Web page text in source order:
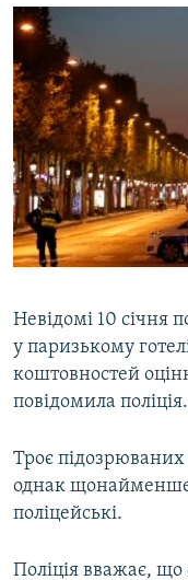
Перейти
до
пошуку
ПОГЛЯД
ІНТЕРВ'Ю
ВСЕ ЗА ДЕНЬ
СПЕЦПРОЕКТИ
ДЕПОРТАЦІЯ
ВІДЕОУРОКИ «ELIFBE»
СВІДЧЕННЯ ОКУПАЦІЇ
ЯК ОБІЙТИ
Русский
Qırımtatar
ДОЛУЧАЙСЯ!
Невідомі 10 січня
у паризькому
коштовностей
повідомила поліція.
Троє підозрюваних
однак щонайменше
поліцейські.
Поліція вважає,